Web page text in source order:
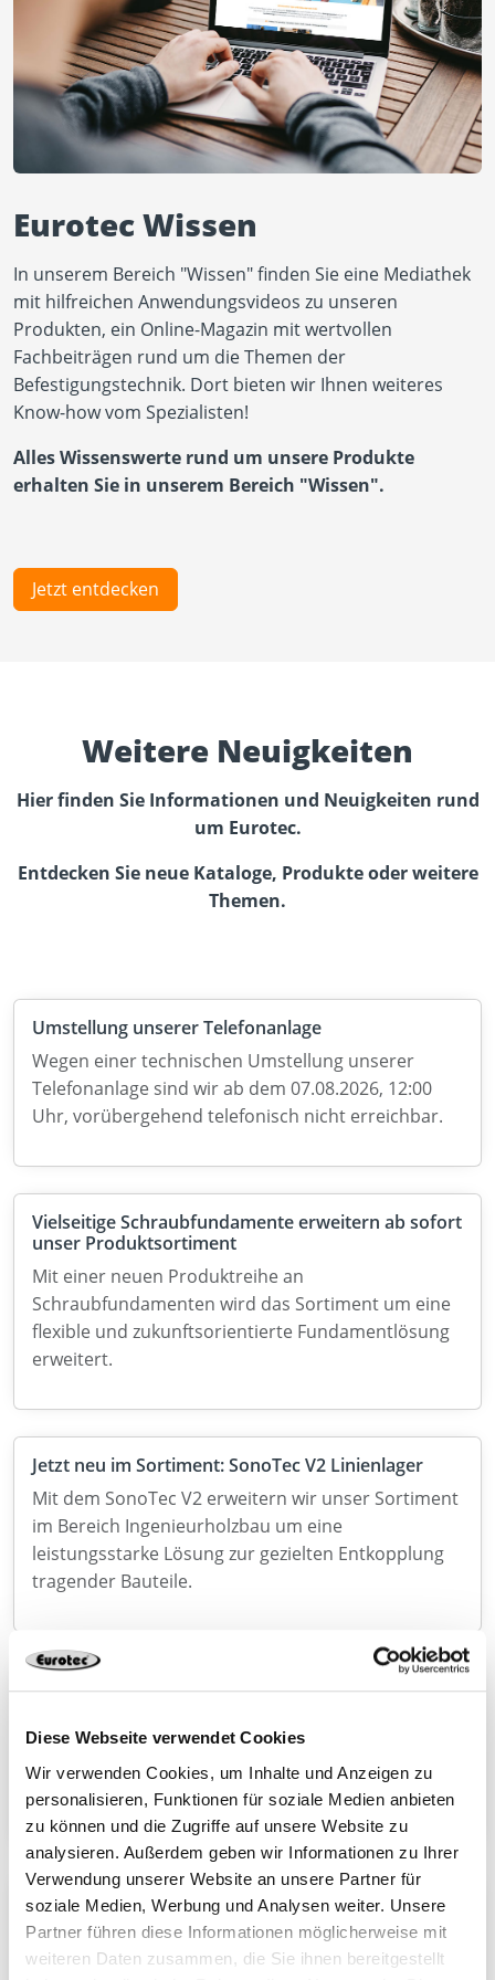
Diese Webseite verwendet Cookies
Wir verwenden Cookies, um Inhalte und Anzeigen zu
personalisieren, Funktionen für soziale Medien anbieten
zu können und die Zugriffe auf unsere Website zu
analysieren. Außerdem geben wir Informationen zu Ihrer
Verwendung unserer Website an unsere Partner für
soziale Medien, Werbung und Analysen weiter. Unsere
Partner führen diese Informationen möglicherweise mit
weiteren Daten zusammen, die Sie ihnen bereitgestellt
Eurotec Wissen
In unserem Bereich "Wissen" finden Sie eine Mediathek
mit hilfreichen Anwendungsvideos zu unseren
Produkten, ein Online-Magazin mit wertvollen
Fachbeiträgen rund um die Themen der
Befestigungstechnik. Dort bieten wir Ihnen weiteres
Know-how vom Spezialisten!
Alles Wissenswerte rund um unsere Produkte
erhalten Sie in unserem Bereich "Wissen".
Jetzt entdecken
Weitere Neuigkeiten
Hier finden Sie Informationen und Neuigkeiten rund
um Eurotec.
Entdecken Sie neue Kataloge, Produkte oder weitere
Themen.
Umstellung unserer Telefonanlage
Wegen einer technischen Umstellung unserer
Telefonanlage sind wir ab dem 07.08.2026, 12:00
Uhr, vorübergehend telefonisch nicht erreichbar.
Vielseitige Schraubfundamente erweitern ab sofort
unser Produktsortiment
Mit einer neuen Produktreihe an
Schraubfundamenten wird das Sortiment um eine
flexible und zukunftsorientierte Fundamentlösung
erweitert.
Jetzt neu im Sortiment: SonoTec V2 Linienlager
Mit dem SonoTec V2 erweitern wir unser Sortiment
im Bereich Ingenieurholzbau um eine
leistungsstarke Lösung zur gezielten Entkopplung
tragender Bauteile.
Einschraubwerkzeug mit BG Bau Förderung 2026
Die BG Bau fördert die Anschaffung von
Einschraubhilfen für den Holzbau mit 50 % der
Kosten. Jetzt den Zuschuss sichern!
Connecto – leistungsstarker Holzverbinder mit ETA
Mit dem Connecto erweitern wir unser Sortiment
um ein leistungsfähiges Verbindungsmittel für